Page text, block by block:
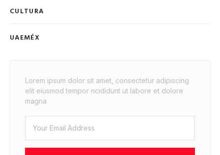
CULTURA
UAEMÉX
Lorem ipsum dolor sit amet, consectetur adipiscing
elit eiusmod tempor ncididunt ut labore et dolore
magna